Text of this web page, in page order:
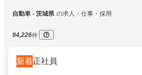
自動車 - 茨城県 の求人・仕事・採用
94,226件
新着正社員